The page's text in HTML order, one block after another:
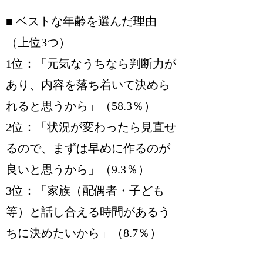
■ ベストな年齢を選んだ理由
（上位3つ）
1位：「元気なうちなら判断力が
あり、内容を落ち着いて決めら
れると思うから」（58.3％）
2位：「状況が変わったら見直せ
るので、まずは早めに作るのが
良いと思うから」（9.3％）
3位：「家族（配偶者・子ども
等）と話し合える時間があるう
ちに決めたいから」（8.7％）